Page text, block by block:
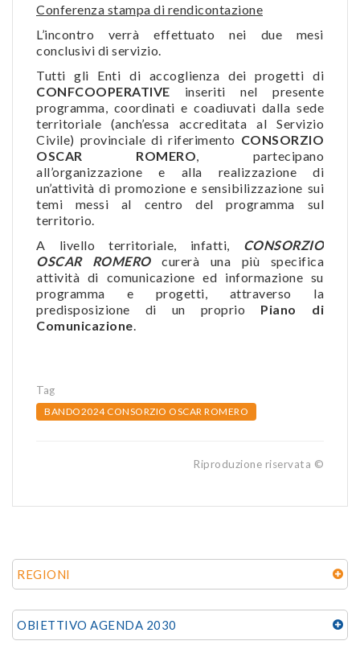
Conferenza stampa di rendicontazione
L’incontro verrà effettuato nei due mesi
conclusivi di servizio.
Tutti gli Enti di accoglienza dei progetti di
CONFCOOPERATIVE inseriti nel presente
programma, coordinati e coadiuvati dalla sede
territoriale (anch’essa accreditata al Servizio
Civile) provinciale di riferimento CONSORZIO
OSCAR ROMERO, partecipano
all’organizzazione e alla realizzazione di
un’attività di promozione e sensibilizzazione sui
temi messi al centro del programma sul
territorio.
A livello territoriale, infatti, CONSORZIO
OSCAR ROMEROcurerà una più specifica
attività di comunicazione ed informazione su
programma e progetti, attraverso la
predisposizione di un proprio Piano di
Comunicazione.
Tag
BANDO2024 CONSORZIO OSCAR ROMERO
Riproduzione riservata ©
REGIONI
OBIETTIVO AGENDA 2030